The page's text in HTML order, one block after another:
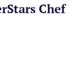
Chef